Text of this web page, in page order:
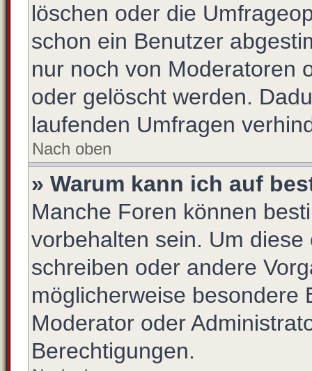
löschen oder die
schon ein Benutzer
nur noch von Moderatoren
oder gelöscht werden.
laufenden Umfragen
Nach oben
» Warum kann ich auf
Manche Foren können
vorbehalten sein. Um
schreiben oder andere
möglicherweise besondere
Moderator oder
Berechtigungen.